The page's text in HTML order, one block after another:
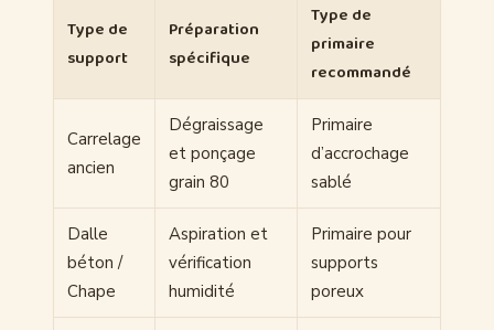
Type de
support
Préparation
spécifique
Type de
primaire
recommandé
Carrelage
ancien
Dégraissage
et ponçage
grain 80
Primaire
d’accrochage
sablé
Dalle
béton /
Chape
Aspiration et
vérification
humidité
Primaire pour
supports
poreux